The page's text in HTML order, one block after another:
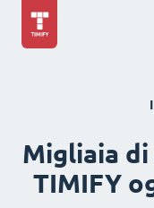
Migliaia
TIMIFY